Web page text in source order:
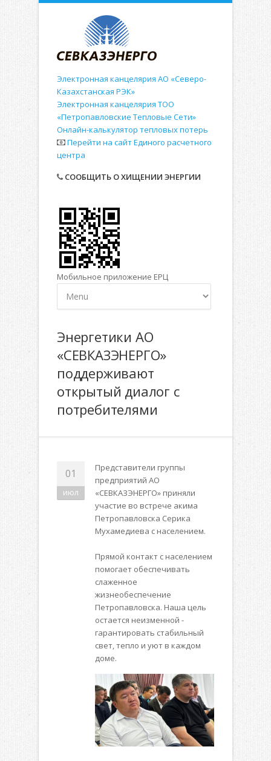
Электронная канцелярия АО «Северо-
Казахстанская РЭК»
Электронная канцелярия ТОО
«Петропавловские Тепловые Сети»
Онлайн-калькулятор тепловых потерь
Перейти на сайт Единого расчетного
центра
СООБЩИТЬ О ХИЩЕНИИ ЭНЕРГИИ
Мобильное приложение ЕРЦ
Энергетики АО
«СЕВКАЗЭНЕРГО»
поддерживают
открытый диалог с
потребителями
01
июл
Представители группы
предприятий АО
«СЕВКАЗЭНЕРГО» приняли
участие во встрече акима
Петропавловска Серика
Мухамедиева с населением.
Прямой контакт с населением
помогает обеспечивать
слаженное
жизнеобеспечение
Петропавловска. Наша цель
остается неизменной -
гарантировать стабильный
свет, тепло и уют в каждом
доме.